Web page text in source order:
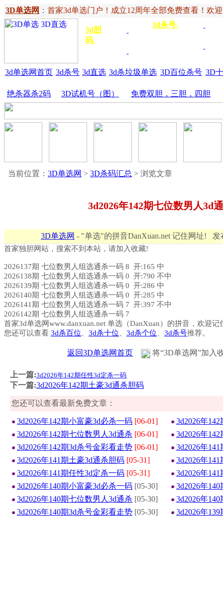
3D单选网 ： 首家3d单选门户！成立12周年全部免费查看！欢
3d胆
码:
3d杀号:
3d单选网首页 3d杀号 3d直选 3d杀垃圾单选 3D百位杀号 3D
绝杀器杀2码 3D试机号（图） 免费双胆，三胆，四胆
当前位置： 3D单选网 > 3D杀码汇总 > 浏览文章
3d2026年142期七位数男人3d
3D单选网 - "单选"的拼音DanXuan.net 记住网址! 发
首家独胆网站，搜索不到本站，请加入收藏!
2026137期 七位数男人组选通杀一码 8 开:165 中
2026138期 七位数男人组选通杀一码 0 开:790 不中
2026139期 七位数男人组选通杀一码 0 开:286 中
2026140期 七位数男人组选通杀一码 0 开:285 中
2026141期 七位数男人组选通杀一码 7 开:397 不中
2026142期 七位数男人组选通杀一码 7
首家3d单选网www.danxuan.net 单选（DanXuan）的拼音，欢迎记
您还可以查看 3d杀百位 3d杀十位 3d杀个位 3d杀号推荐。
返回3D单选网首页 将“3D单选网”加入
上一篇:3d2026年142期任性3d定杀一码
下一篇:3d2026年142期土豪3d通杀胆码
您还可以查看最新免费文章：
3d2026年142期小富豪3d必杀一码 [06-01]
3d2026年
3d2026年142期七位数男人3d通杀 [06-01]
3d2026年
3d2026年142期3d杀号金彩看走势 [06-01]
3d2026年
3d2026年141期土豪3d通杀胆码 [05-31]
3d2026年
3d2026年141期任性3d定杀一码 [05-31]
3d2026年
3d2026年140期小富豪3d必杀一码 [05-30]
3d2026年
3d2026年140期七位数男人3d通杀 [05-30]
3d2026年
3d2026年140期3d杀号金彩看走势 [05-30] 3d2026年